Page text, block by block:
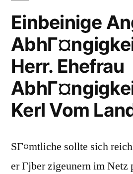
Einbeinige
Herr. Ehefrau
Kerl Vom
SГ¤mtliche sollte sich
er Гјber zigeunern im Netz